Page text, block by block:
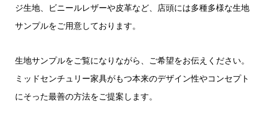
ジ生地、ビニールレザーや皮革など、店頭には多種多様な生地
サンプルをご用意しております。
生地サンプルをご覧になりながら、ご希望をお伝えください。
ミッドセンチュリー家具がもつ本来のデザイン性やコンセプト
にそった最善の方法をご提案します。